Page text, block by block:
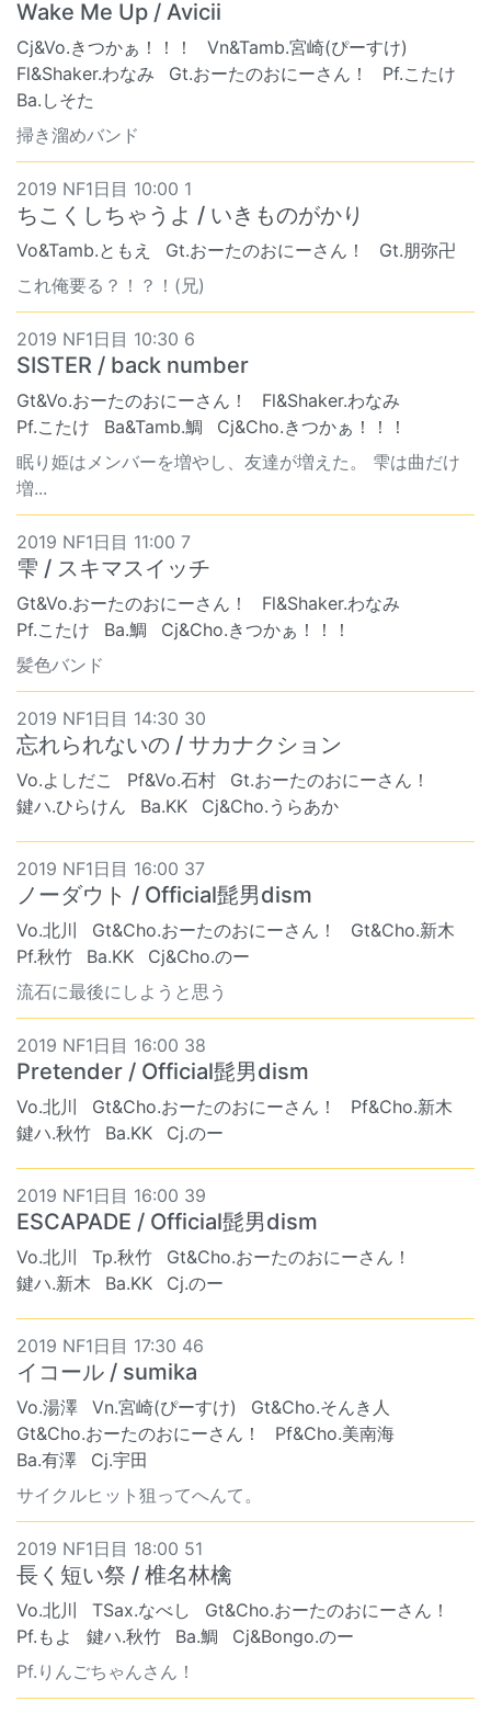
Wake Me Up / Avicii
Cj&Vo.きつかぁ！！！
Vn&Tamb.宮崎(ぴーすけ)
Fl&Shaker.わなみ
Gt.おーたのおにーさん！
Pf.こたけ
Ba.しそた
掃き溜めバンド
2019 NF1日目 10:00 1
ちこくしちゃうよ / いきものがかり
Vo&Tamb.ともえ Gt.おーたのおにーさん！
Gt.朋弥卍
これ俺要る？！？！(兄)
2019 NF1日目 10:30 6
SISTER / back number
Gt&Vo.おーたのおにーさん！
Fl&Shaker.わなみ
Pf.こたけ
Ba&Tamb.鯛
Cj&Cho.きつかぁ！！！
眠り姫はメンバーを増やし、友達が増えた。 雫は曲だけ
増...
2019 NF1日目 11:00 7
雫 / スキマスイッチ
Gt&Vo.おーたのおにーさん！
Fl&Shaker.わなみ
Pf.こたけ
Ba.鯛
Cj&Cho.きつかぁ！！！
髪色バンド
2019 NF1日目 14:30 30
忘れられないの / サカナクション
Vo.よしだこ Pf&Vo.石村
Gt.おーたのおにーさん！
鍵ハ.ひらけん
Ba.KK Cj&Cho.うらあか
2019 NF1日目 16:00 37
ノーダウト / Official髭男dism
Vo.北川 Gt&Cho.おーたのおにーさん！
Gt&Cho.新木
Pf.秋竹
Ba.KK
Cj&Cho.のー
流石に最後にしようと思う
2019 NF1日目 16:00 38
Pretender / Official髭男dism
Vo.北川 Gt&Cho.おーたのおにーさん！
Pf&Cho.新木
鍵ハ.秋竹
Ba.KK Cj.のー
2019 NF1日目 16:00 39
ESCAPADE / Official髭男dism
Vo.北川 Tp.秋竹
Gt&Cho.おーたのおにーさん！
鍵ハ.新木
Ba.KK Cj.のー
2019 NF1日目 17:30 46
イコール / sumika
Vo.湯澤 Vn.宮崎(ぴーすけ)
Gt&Cho.そんき人
Gt&Cho.おーたのおにーさん！
Pf&Cho.美南海
Ba.有澤
Cj.宇田
サイクルヒット狙ってへんて。
2019 NF1日目 18:00 51
長く短い祭 / 椎名林檎
Vo.北川 TSax.なべし
Gt&Cho.おーたのおにーさん！
Pf.もよ
鍵ハ.秋竹 Ba.鯛
Cj&Bongo.のー
Pf.りんごちゃんさん！